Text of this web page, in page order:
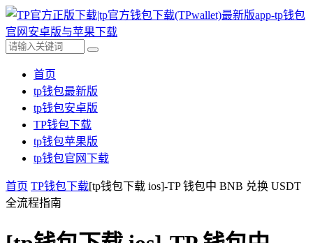
首页
tp钱包最新版
tp钱包安卓版
TP钱包下载
tp钱包苹果版
tp钱包官网下载
首页 TP钱包下载[tp钱包下载 ios]-TP 钱包中 BNB 兑换 USDT
全流程指南